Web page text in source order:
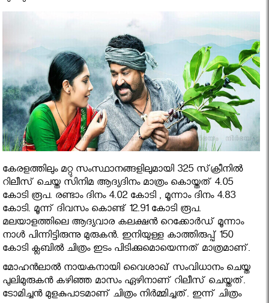
കേരളത്തിലും മറ്റു സംസ്ഥാനങ്ങളിലുമായി 325 സ്‌ക്രീനില്‍
റിലീസ് ചെയ്ത സിനിമ ആദ്യദിനം മാത്രം കൊയ്തത് 4.05
കോടി രൂപ. രണ്ടാം ദിനം 4.02 കോടി , മൂന്നാം ദിനം 4.83
കോടി. മൂന്ന് ദിവസം കൊണ്ട് 12.91 കോടി രൂപ.
മലയാളത്തിലെ ആദ്യവാര കലക്ഷന്‍ റെക്കോര്‍ഡ് മൂന്നാം
നാള്‍ പിന്നിട്ടിരുന്നു മുരുകന്‍. ഇനിയുള്ള കാത്തിരുപ്പ് 150
കോടി ക്ലബില്‍ ചിത്രം ഇടം പിടിക്കുമൊയെന്നത് മാത്രമാണ്.
മോഹന്‍ലാല്‍ നായകനായി വൈശാഖ് സംവിധാനം ചെയ്ത
പുലിമുരുകന്‍ കഴിഞ്ഞ മാസം ഏഴിനാണ് റിലീസ് ചെയ്തത്.
ടോമിച്ചന്‍ മുളകുപാടമാണ് ചിത്രം നിര്‍മ്മിച്ചത്. ഇന്ന് ചിത്രം